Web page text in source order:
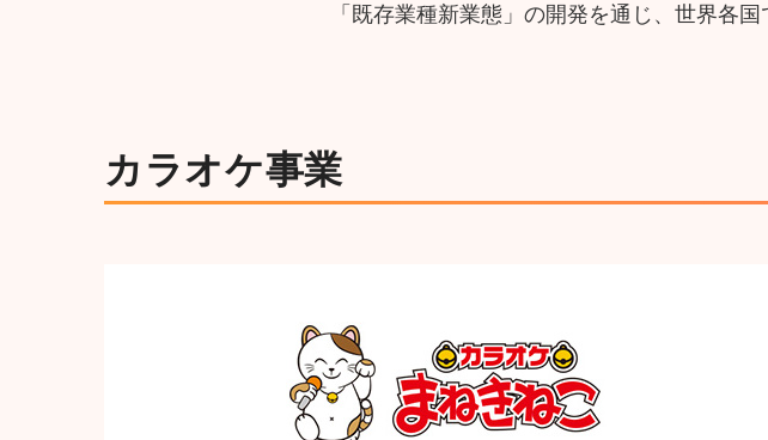
「既存業種新業態」の開発を通じ、世界各
カラオケ事業